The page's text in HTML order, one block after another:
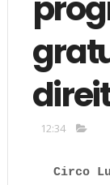
12:34
Circo